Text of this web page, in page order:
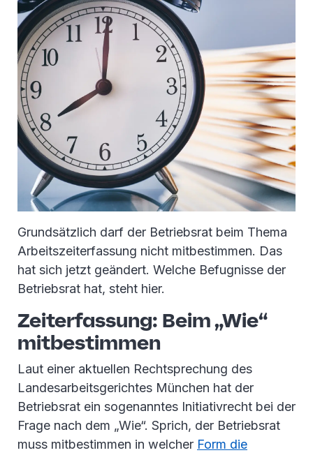
Grundsätzlich darf der Betriebsrat beim Thema
Arbeitszeiterfassung nicht mitbestimmen. Das
hat sich jetzt geändert. Welche Befugnisse der
Betriebsrat hat, steht hier.
Zeiterfassung: Beim „Wie“
mitbestimmen
Laut einer aktuellen Rechtsprechung des
Landesarbeitsgerichtes München hat der
Betriebsrat ein sogenanntes Initiativrecht bei der
Frage nach dem „Wie“. Sprich, der Betriebsrat
muss mitbestimmen in welcher Form die